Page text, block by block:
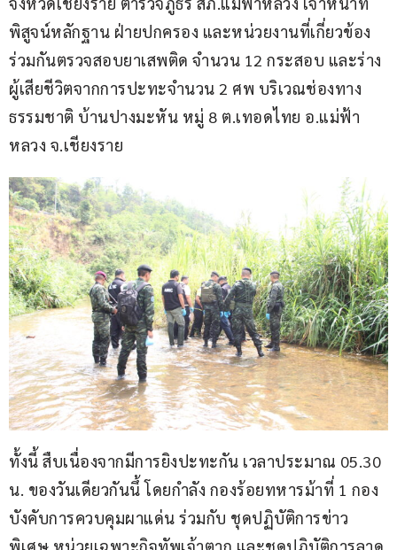
พิสูจน์หลักฐาน ฝ่ายปกครอง และหน่วยงานที่เกี่ยวข้อง
ร่วมกันตรวจสอบยาเสพติด จำนวน 12 กระสอบ และร่าง
ผู้เสียชีวิตจากการปะทะจำนวน 2 ศพ บริเวณช่องทาง
ธรรมชาติ บ้านปางมะหัน หมู่ 8 ต.เทอดไทย อ.แม่ฟ้า
หลวง จ.เชียงราย
ทั้งนี้ สืบเนื่องจากมีการยิงปะทะกัน เวลาประมาณ 05.30
น. ของวันเดียวกันนึ้ โดยกำลัง กองร้อยทหารม้าที่ 1 กอง
บังคับการควบคุมผาแด่น ร่วมกับ ชุดปฏิบัติการข่าว